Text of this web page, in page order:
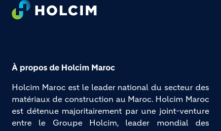
Footer
À propos de Holcim Maroc
Holcim Maroc est le leader national du secteur des
matériaux de construction au Maroc. Holcim Maroc
est détenue majoritairement par une joint-venture
entre le Groupe Holcim, leader mondial des